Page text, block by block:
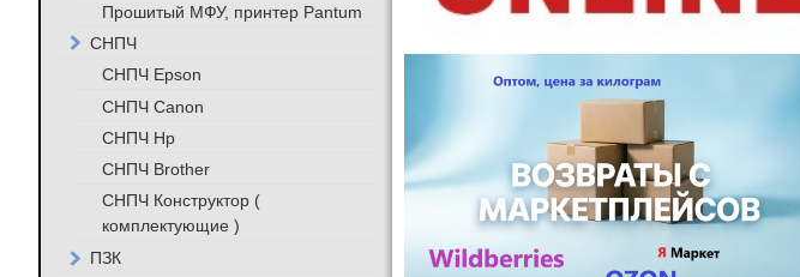
Прошитый МФУ, принтер Pantum
СНПЧ
СНПЧ Epson
СНПЧ Canon
СНПЧ Hp
СНПЧ Brother
СНПЧ Конструктор (
комплектующие )
ПЗК